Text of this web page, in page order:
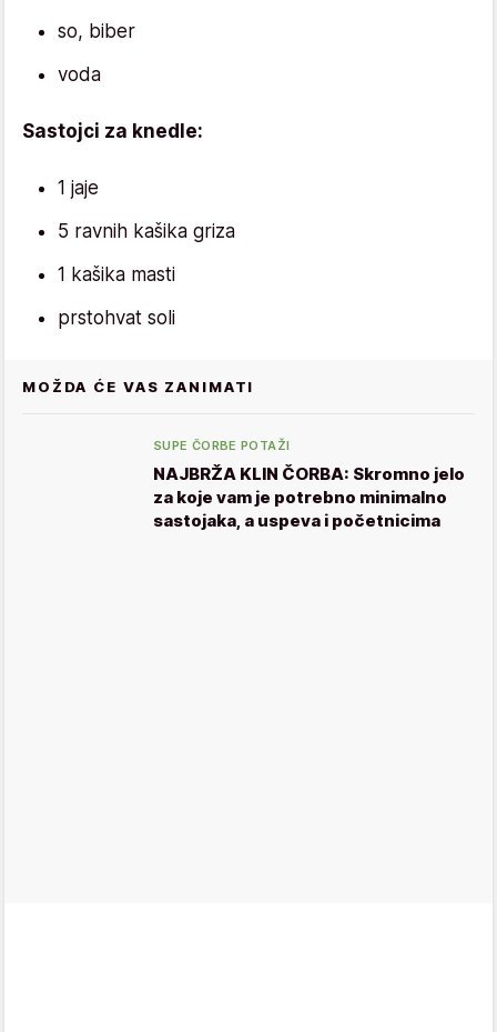
so, biber
voda
Sastojci za knedle:
1 jaje
5 ravnih kašika griza
1 kašika masti
prstohvat soli
MOŽDA ĆE VAS ZANIMATI
SUPE ČORBE POTAŽI
NAJBRŽA KLIN ČORBA: Skromno jelo
za koje vam je potrebno minimalno
sastojaka, a uspeva i početnicima